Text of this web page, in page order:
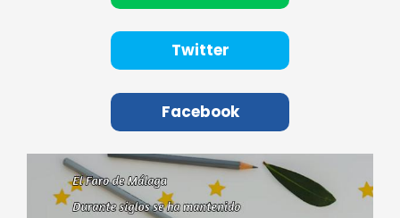
Twitter
Facebook